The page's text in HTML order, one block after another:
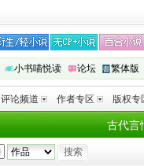
小书喵悦读 论坛 繁体版
评论频道 作者专区 版权专
古代言